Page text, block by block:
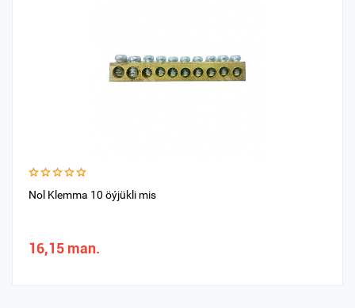
Nol Klemma 10 öýjükli mis
16,15 man.